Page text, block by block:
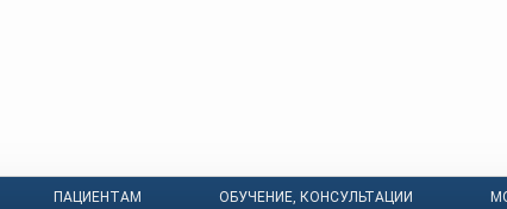
ПАЦИЕНТАМ ОБУЧЕНИЕ, КОНСУЛЬТАЦИИ